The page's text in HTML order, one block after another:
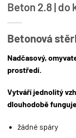
Beton 2.8 | do
Betonová
Nadčasový,
prostředí.
Vytváří jednolitý
dlouhodobě
žádné spáry